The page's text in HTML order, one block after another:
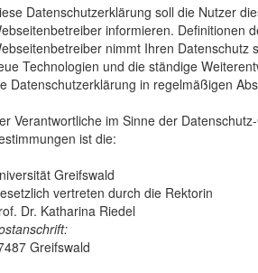
Datenschutzerklärung soll die Nutzer
informieren. Definitionen
nimmt Ihren
Technologien und die ständige
Datenschutzerklärung in regelmäßigen
Verantwortliche im Sinne der
ist die:
Greifswald
vertreten durch die Rektorin
Dr. Katharina Riedel
Greifswald